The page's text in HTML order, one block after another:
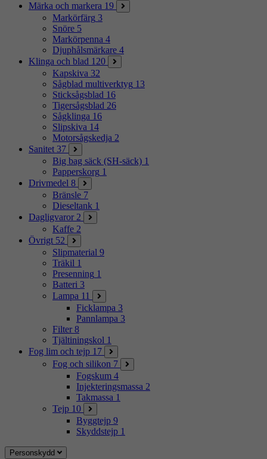
Märka och markera 19
Markörfärg 3
Snöre 5
Markörpenna 4
Djuphålsmärkare 4
Klinga och blad 120
Kapskiva 32
Sågblad multiverktyg 13
Sticksågsblad 16
Tigersågsblad 26
Sågklinga 16
Slipskiva 14
Motorsågskedja 2
Sanitet 37
Big bag säck (SH-säck) 1
Papperskorg 1
Drivmedel 8
Bränsle 7
Dieseltank 1
Dagligvaror 2
Kaffe 2
Övrigt 52
Slipmaterial 9
Träkil 1
Presenning 1
Batteri 3
Lampa 11
Ficklampa 3
Pannlampa 3
Filter 8
Tjältiningskol 1
Fog lim och tejp 17
Fog och silikon 7
Fogskum 4
Injekteringsmassa 2
Takmassa 1
Tejp 10
Byggtejp 9
Skyddstejp 1
Personskydd